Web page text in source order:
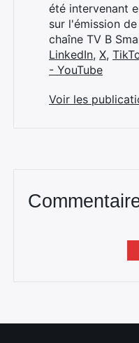
été intervenant
sur l'émission
chaîne TV B
LinkedIn, X,
- YouTube
Voir les